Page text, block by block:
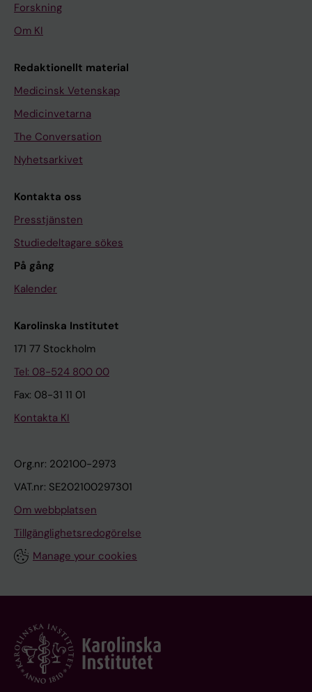
Forskning
Om KI
Redaktionellt material
Medicinsk Vetenskap
Medicinvetarna
The Conversation
Nyhetsarkivet
Kontakta oss
Presstjänsten
Studiedeltagare sökes
På gång
Kalender
Karolinska Institutet
171 77 Stockholm
Tel: 08-524 800 00
Fax: 08-31 11 01
Kontakta KI
Org.nr: 202100-2973
VAT.nr: SE202100297301
Om webbplatsen
Tillgänglighetsredogörelse
Manage your cookies